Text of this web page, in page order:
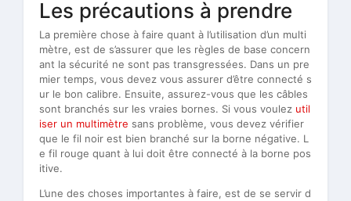
Les précautions à prendre
La première chose à faire quant à l’utilisation d’un multi
mètre, est de s’assurer que les règles de base concern
ant la sécurité ne sont pas transgressées. Dans un pre
mier temps, vous devez vous assurer d’être connecté s
ur le bon calibre. Ensuite, assurez-vous que les câbles
sont branchés sur les vraies bornes. Si vous voulez util
iser un multimètre sans problème, vous devez vérifier
que le fil noir est bien branché sur la borne négative. L
e fil rouge quant à lui doit être connecté à la borne pos
itive.
L’une des choses importantes à faire, est de se servir d